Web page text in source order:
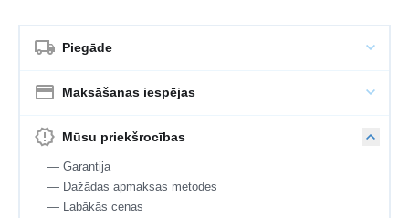
Piegāde
Maksāšanas iespējas
Mūsu priekšrocības
— Garantija
— Dažādas apmaksas metodes
— Labākās cenas